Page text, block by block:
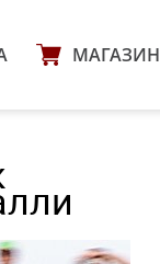
МАГАЗИН